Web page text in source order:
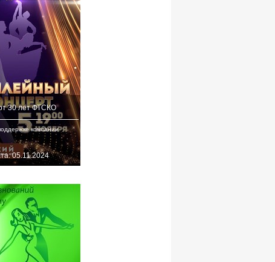
30 лет ФТСКО
компании
05.11.2024